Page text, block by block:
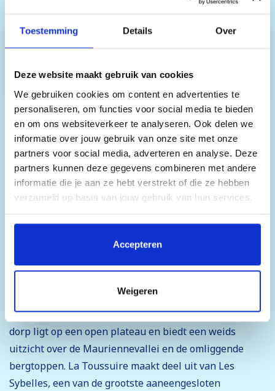
Toestemming Details Over
Deze website maakt gebruik van cookies
We gebruiken cookies om content en advertenties te
personaliseren, om functies voor social media te bieden
en om ons websiteverkeer te analyseren. Ook delen we
informatie over jouw gebruik van onze site met onze
partners voor social media, adverteren en analyse. Deze
partners kunnen deze gegevens combineren met andere
informatie die je aan ze hebt verstrekt of die ze hebben
verzameld op basis van jouw gebruik van hun services.
Door op 'Accepteren' te klikken, stem je in met het
plaatsen van alle cookies. Klik op 'Details' voor een
cookies je wilt toestaan. Je kunt je voorkeuren op elk
moment wijzigen of je toestemming intrekken.
Accepteren
Weigeren
Snowboardhuur
Busvervoer
Het skidorp La Toussuire
La Toussuire is een zonnig en sfeervol skidorp op
ongeveer 1.800 meter hoogte in de Franse Savoie. Het
dorp ligt op een open plateau en biedt een weids
uitzicht over de Mauriennevallei en de omliggende
bergtoppen. La Toussuire maakt deel uit van Les
Sybelles, een van de grootste aaneengesloten